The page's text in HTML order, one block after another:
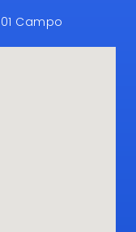
Campo